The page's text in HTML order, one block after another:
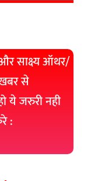
साक्ष्य ऑथर/
खबर से
ये जरुरी नही
: